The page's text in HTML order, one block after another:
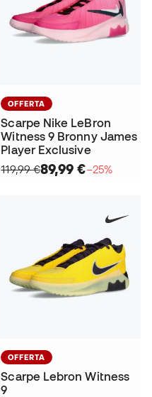
OFFERTA
Scarpe Nike LeBron
Witness 9 Bronny James
Player Exclusive
119,99 €89,99 €−25%
OFFERTA
Scarpe Lebron Witness
9